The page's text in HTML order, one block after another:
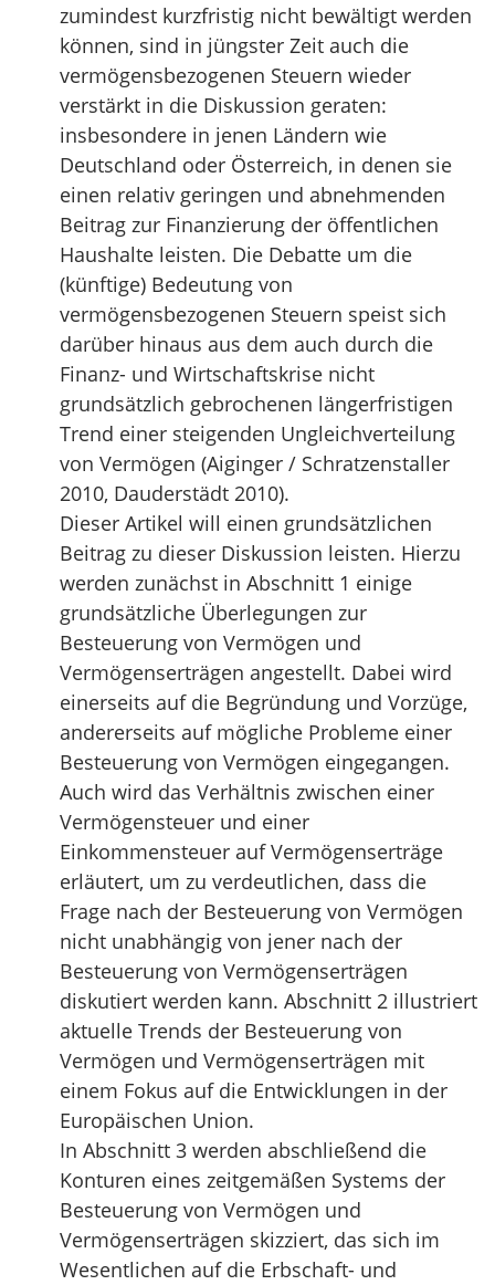
zumindest kurzfristig nicht bewältigt werden
können, sind in jüngster Zeit auch die
vermögensbezogenen Steuern wieder
verstärkt in die Diskussion geraten:
insbesondere in jenen Ländern wie
Deutschland oder Österreich, in denen sie
einen relativ geringen und abnehmenden
Beitrag zur Finanzierung der öffentlichen
Haushalte leisten. Die Debatte um die
(künftige) Bedeutung von
vermögensbezogenen Steuern speist sich
darüber hinaus aus dem auch durch die
Finanz- und Wirtschaftskrise nicht
grundsätzlich gebrochenen längerfristigen
Trend einer steigenden Ungleichverteilung
von Vermögen (Aiginger / Schratzenstaller
2010, Dauderstädt 2010).
Dieser Artikel will einen grundsätzlichen
Beitrag zu dieser Diskussion leisten. Hierzu
werden zunächst in Abschnitt 1 einige
grundsätzliche Überlegungen zur
Besteuerung von Vermögen und
Vermögenserträgen angestellt. Dabei wird
einerseits auf die Begründung und Vorzüge,
andererseits auf mögliche Probleme einer
Besteuerung von Vermögen eingegangen.
Auch wird das Verhältnis zwischen einer
Vermögensteuer und einer
Einkommensteuer auf Vermögenserträge
erläutert, um zu verdeutlichen, dass die
Frage nach der Besteuerung von Vermögen
nicht unabhängig von jener nach der
Besteuerung von Vermögenserträgen
diskutiert werden kann. Abschnitt 2 illustriert
aktuelle Trends der Besteuerung von
Vermögen und Vermögenserträgen mit
einem Fokus auf die Entwicklungen in der
Europäischen Union.
In Abschnitt 3 werden abschließend die
Konturen eines zeitgemäßen Systems der
Besteuerung von Vermögen und
Vermögenserträgen skizziert, das sich im
Wesentlichen auf die Erbschaft- und